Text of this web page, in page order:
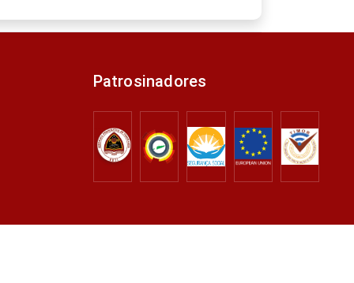
Patrosinadores